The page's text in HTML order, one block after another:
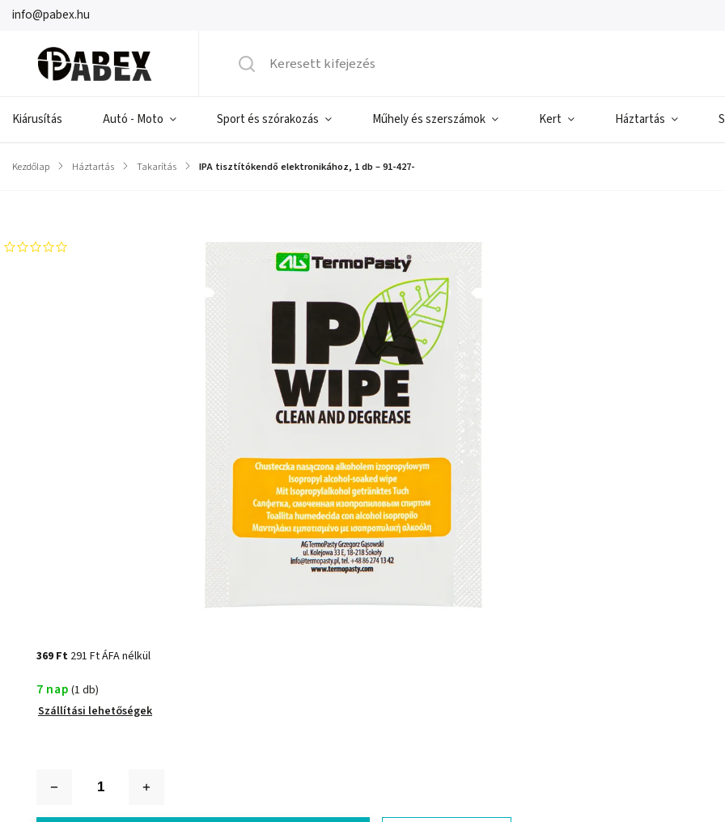
info@pabex.hu
Kiárusítás Autó - Moto Sport és szórakozás Műhely és szerszámok Kert Háztartás
Kezdőlap / Háztartás / Takarítás / IPA tisztítókendő elektronikához, 1 db – 91-427-
369 Ft 291 Ft ÁFA nélkül
7 nap (1 db)
Szállítási lehetőségek